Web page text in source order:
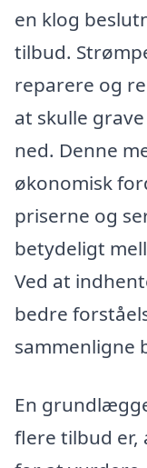
en klog
tilbud.
reparere og
at skulle
ned. Denne
økonomisk
priserne og
betydeligt
Ved at
bedre
sammenligne
En
flere tilbud er,